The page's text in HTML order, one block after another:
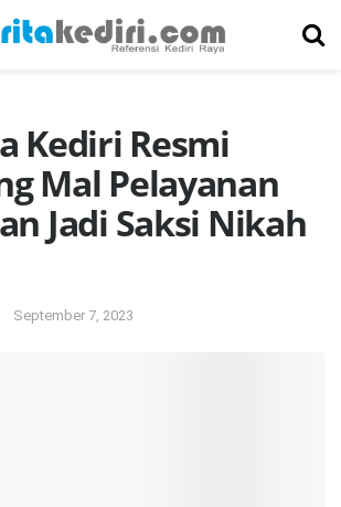
Kediri Resmi
Mal Pelayanan
Jadi Saksi Nikah
September 7, 2023